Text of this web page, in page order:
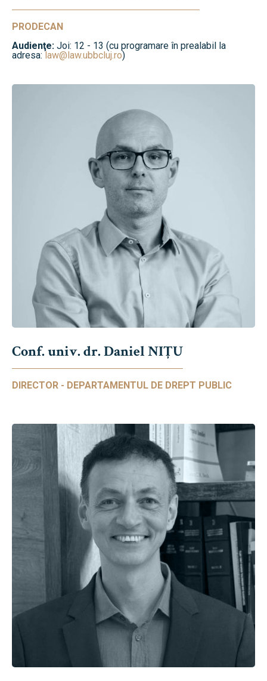
PRODECAN
Audienţe: Joi: 12 - 13 (cu programare în prealabil la
adresa:law@law.ubbcluj.ro)
Conf. univ. dr. Daniel NIŢU
DIRECTOR - DEPARTAMENTUL DE DREPT PUBLIC